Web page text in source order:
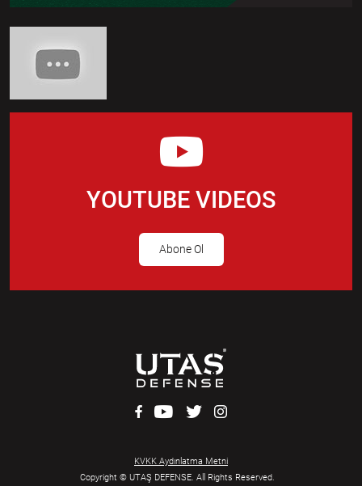
YOUTUBE VIDEOS
Abone Ol
Copyright © UTAŞ DEFENSE. All Rights Reserved.
KVKK Aydınlatma Metni